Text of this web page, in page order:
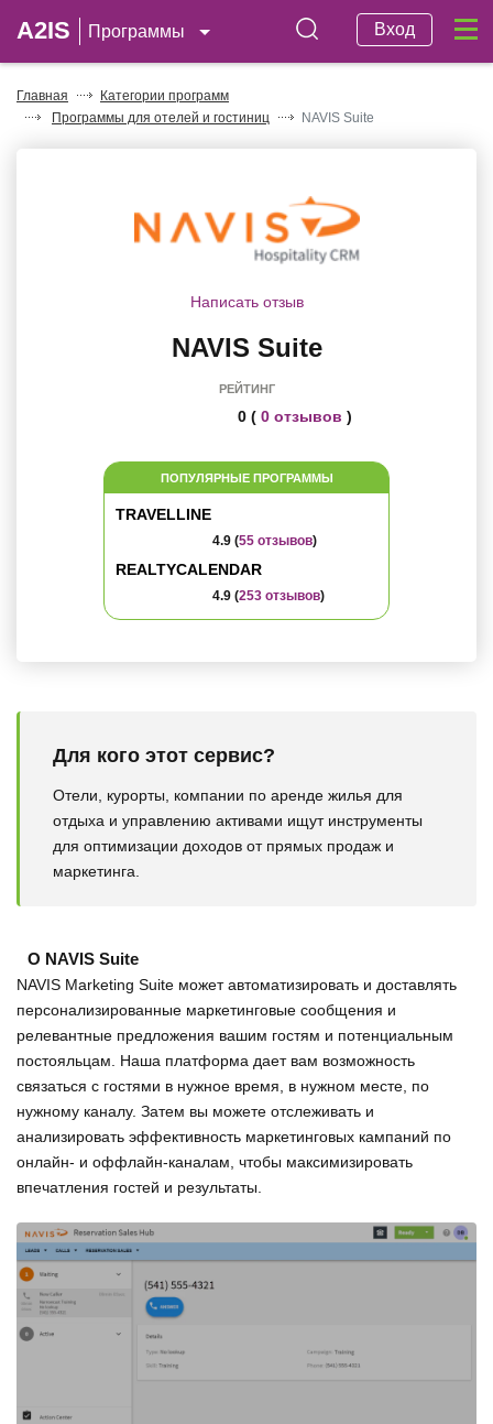
A2IS Программы Вход
Главная
Категории программ
Программы для отелей и гостиниц
NAVIS Suite
Написать отзыв
NAVIS Suite
РЕЙТИНГ
0 ( 0 отзывов )
ПОПУЛЯРНЫЕ ПРОГРАММЫ
TRAVELLINE
4.9 (55 отзывов)
REALTYCALENDAR
4.9 (253 отзывов)
Для кого этот сервис?
Отели, курорты, компании по аренде жилья для
отдыха и управлению активами ищут инструменты
для оптимизации доходов от прямых продаж и
маркетинга.
О NAVIS Suite
NAVIS Marketing Suite может автоматизировать и доставлять
персонализированные маркетинговые сообщения и
релевантные предложения вашим гостям и потенциальным
постояльцам. Наша платформа дает вам возможность
связаться с гостями в нужное время, в нужном месте, по
нужному каналу. Затем вы можете отслеживать и
анализировать эффективность маркетинговых кампаний по
онлайн- и оффлайн-каналам, чтобы максимизировать
впечатления гостей и результаты.